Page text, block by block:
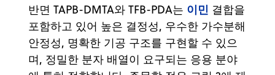
반면 TAPB-DMTA와 TFB-PDA는 이민 결합을
포함하고 있어 높은 결정성, 우수한 가수분해
안정성, 명확한 기공 구조를 구현할 수 있으
며, 정밀한 분자 배열이 요구되는 응용 분야